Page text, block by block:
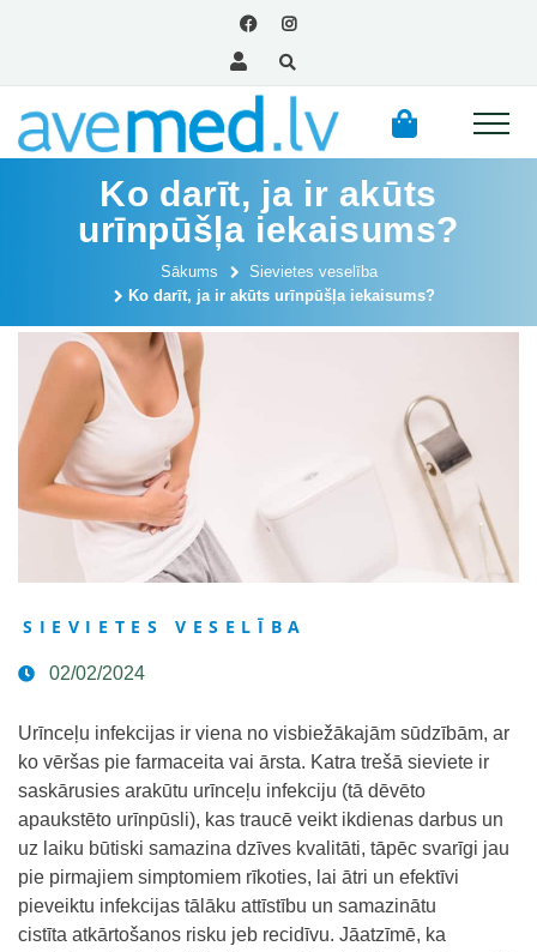
Ko darīt, ja ir akūts
urīnpūšļa iekaisums?
Sākums
Sievietes veselība
Ko darīt, ja ir akūts urīnpūšļa iekaisums?
SIEVIETES VESELĪBA
02/02/2024
Urīnceļu infekcijas ir viena no visbiežākajām sūdzībām, ar
ko vēršas pie farmaceita vai ārsta. Katra trešā sieviete ir
saskārusies arakūtu urīnceļu infekciju (tā dēvēto
apaukstēto urīnpūsli), kas traucē veikt ikdienas darbus un
uz laiku būtiski samazina dzīves kvalitāti, tāpēc svarīgi jau
pie pirmajiem simptomiem rīkoties, lai ātri un efektīvi
pieveiktu infekcijas tālāku attīstību un samazinātu
cistīta atkārtošanos risku jeb recidīvu. Jāatzīmē, ka